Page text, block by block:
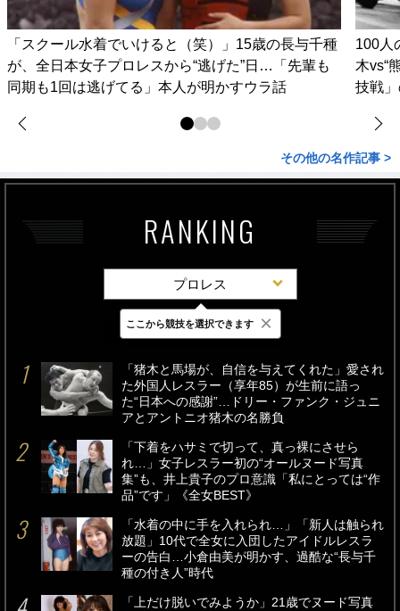
「スクール水着でいけると（笑）」15歳の長与千種
が、全日本女子プロレスから“逃げた”日…「先輩も
同期も1回は逃げてる」本人が明かすウラ話
100人
木vs“
技戦
その他の名作記事 >
RANKING
プロレス
最新 24時間 週間
「猪木と馬場が、自信を与えてくれた」愛され
た外国人レスラー（享年85）が生前に語っ
た“日本への感謝”…ドリー・ファンク・ジュニ
アとアントニオ猪木の名勝負
「下着をハサミで切って、真っ裸にさせら
れ…」女子レスラー初の“オールヌード写真
集”も、井上貴子のプロ意識「私にとっては“作
品”です」《全女BEST》
「水着の中に手を入れられ…」「新人は触られ
放題」10代で全女に入団したアイドルレスラ
ーの告白…小倉由美が明かす、過酷な“長与千
種の付き人”時代
「上だけ脱いでみようか」21歳でヌード写真
ここから競技を選択できます ×